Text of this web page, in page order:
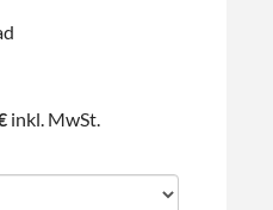
inkl. MwSt.